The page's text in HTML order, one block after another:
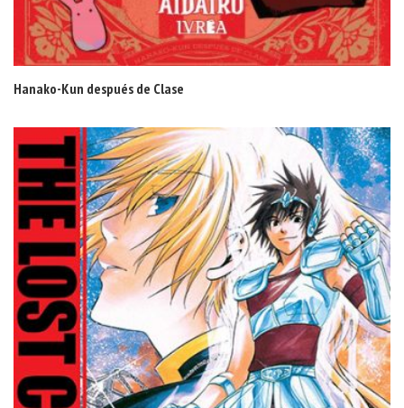
Hanako-Kun después de Clase